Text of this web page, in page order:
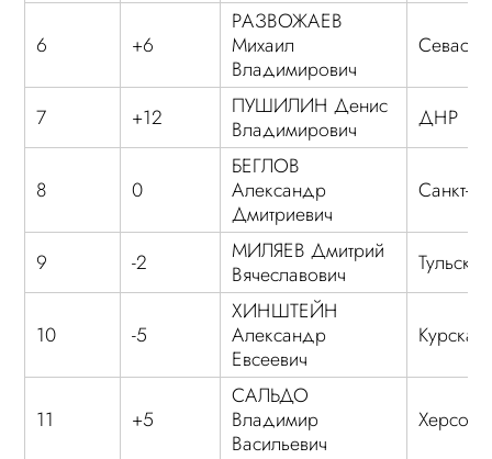
6 +6
РАЗВОЖАЕВ
Михаил
Владимирович
7 +12
ПУШИЛИН Денис
Владимирович
ДНР
8 0
БЕГЛОВ
Александр
Дмитриевич
Санкт-
9 -2
МИЛЯЕВ Дмитрий
Вячеславович
10 -5
ХИНШТЕЙН
Александр
Евсеевич
11 +5
САЛЬДО
Владимир
Васильевич